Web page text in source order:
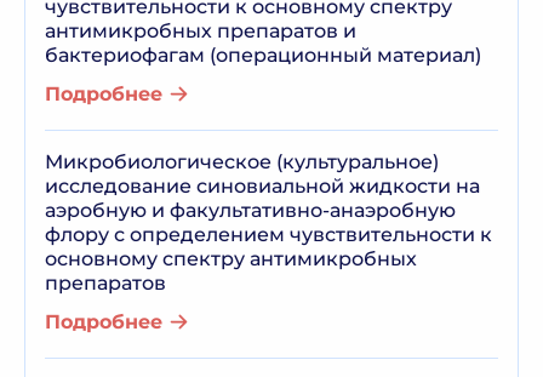
чувствительности к основному спектру
антимикробных препаратов и
бактериофагам (операционный материал)
Подробнее
Микробиологическое (культуральное)
исследование синовиальной жидкости на
аэробную и факультативно-анаэробную
флору с определением чувствительности к
основному спектру антимикробных
препаратов
Подробнее